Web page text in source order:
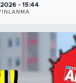
- 15:44